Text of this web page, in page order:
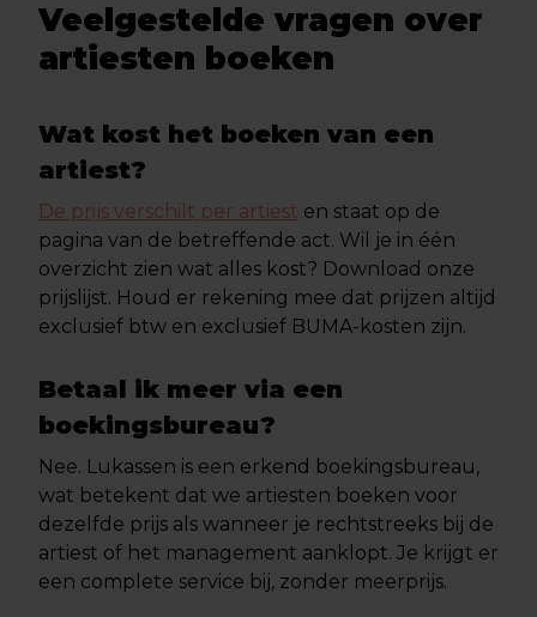
Veelgestelde vragen over
artiesten boeken
Wat kost het boeken van een
artiest?
De prijs verschilt per artiest en staat op de
pagina van de betreffende act. Wil je in één
overzicht zien wat alles kost? Download onze
prijslijst. Houd er rekening mee dat prijzen altijd
exclusief btw en exclusief BUMA-kosten zijn.
Betaal ik meer via een
boekingsbureau?
Nee. Lukassen is een erkend boekingsbureau,
wat betekent dat we artiesten boeken voor
dezelfde prijs als wanneer je rechtstreeks bij de
artiest of het management aanklopt. Je krijgt er
een complete service bij, zonder meerprijs.